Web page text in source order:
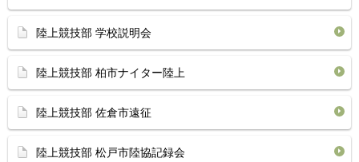
陸上競技部 学校説明会
陸上競技部 柏市ナイター陸上
陸上競技部 佐倉市遠征
陸上競技部 松戸市陸協記録会